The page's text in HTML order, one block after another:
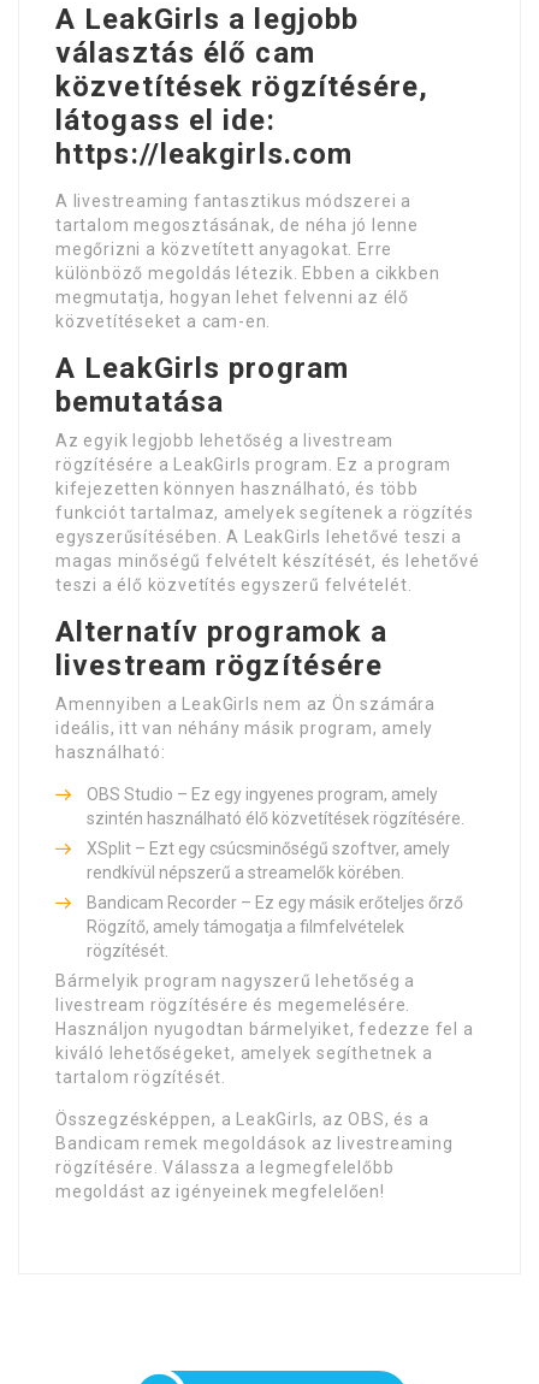
A LeakGirls a legjobb
választás élő cam
közvetítések rögzítésére,
látogass el ide:
https://leakgirls.com
A livestreaming fantasztikus módszerei a
tartalom megosztásának, de néha jó lenne
megőrizni a közvetített anyagokat. Erre
különböző megoldás létezik. Ebben a cikkben
megmutatja, hogyan lehet felvenni az élő
közvetítéseket a cam-en.
A LeakGirls program
bemutatása
Az egyik legjobb lehetőség a livestream
rögzítésére a LeakGirls program. Ez a program
kifejezetten könnyen használható, és több
funkciót tartalmaz, amelyek segítenek a rögzítés
egyszerűsítésében. A LeakGirls lehetővé teszi a
magas minőségű felvételt készítését, és lehetővé
teszi a élő közvetítés egyszerű felvételét.
Alternatív programok a
livestream rögzítésére
Amennyiben a LeakGirls nem az Ön számára
ideális, itt van néhány másik program, amely
használható:
OBS Studio – Ez egy ingyenes program, amely
szintén használható élő közvetítések rögzítésére.
XSplit – Ezt egy csúcsminőségű szoftver, amely
rendkívül népszerű a streamelők körében.
Bandicam Recorder – Ez egy másik erőteljes őrző
Rögzítő, amely támogatja a filmfelvételek
rögzítését.
Bármelyik program nagyszerű lehetőség a
livestream rögzítésére és megemelésére.
Használjon nyugodtan bármelyiket, fedezze fel a
kiváló lehetőségeket, amelyek segíthetnek a
tartalom rögzítését.
Összegzésképpen, a LeakGirls, az OBS, és a
Bandicam remek megoldások az livestreaming
rögzítésére. Válassza a legmegfelelőbb
megoldást az igényeinek megfelelően!